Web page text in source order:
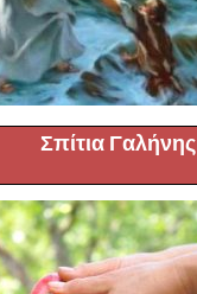
Σπίτια Γαλήνης